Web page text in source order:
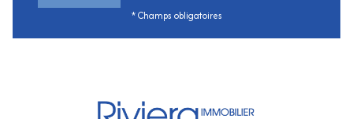
* Champs obligatoires